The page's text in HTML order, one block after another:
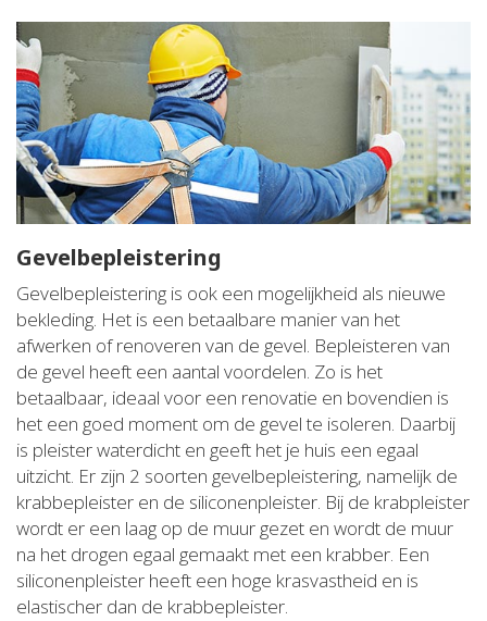
Gevelbepleistering
Gevelbepleistering is ook een mogelijkheid als nieuwe
bekleding. Het is een betaalbare manier van het
afwerken of renoveren van de gevel. Bepleisteren van
de gevel heeft een aantal voordelen. Zo is het
betaalbaar, ideaal voor een renovatie en bovendien is
het een goed moment om de gevel te isoleren. Daarbij
is pleister waterdicht en geeft het je huis een egaal
uitzicht. Er zijn 2 soorten gevelbepleistering, namelijk de
krabbepleister en de siliconenpleister. Bij de krabpleister
wordt er een laag op de muur gezet en wordt de muur
na het drogen egaal gemaakt met een krabber. Een
siliconenpleister heeft een hoge krasvastheid en is
elastischer dan de krabbepleister.